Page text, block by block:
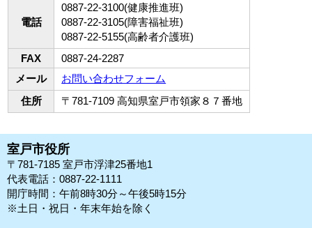
電話
0887-22-3100(健康推進班)
0887-22-3105(障害福祉班)
0887-22-5155(高齢者介護班)
FAX
0887-24-2287
メール
お問い合わせフォーム
住所
〒781-7109 高知県室戸市領家８７番地
室戸市役所
〒781-7185 室戸市浮津25番地1
代表電話：0887-22-1111
開庁時間：午前8時30分～午後5時15分
※土日・祝日・年末年始を除く